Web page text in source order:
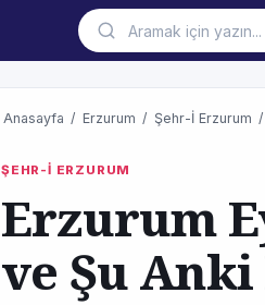
Anasayfa / Erzurum / Şehr-İ Erzurum /
ŞEHR-İ ERZURUM
Erzurum
ve Şu